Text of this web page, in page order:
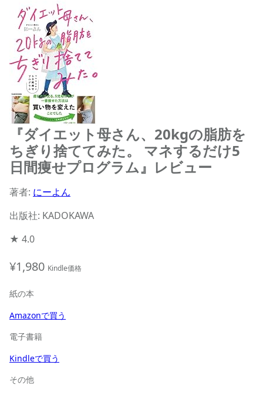
『ダイエット母さん、20kgの脂肪を
ちぎり捨ててみた。 マネするだけ5
日間痩せプログラム』レビュー
著者: にーよん
出版社: KADOKAWA
★ 4.0
¥1,980 Kindle価格
紙の本
Amazonで買う
電子書籍
Kindleで買う
その他